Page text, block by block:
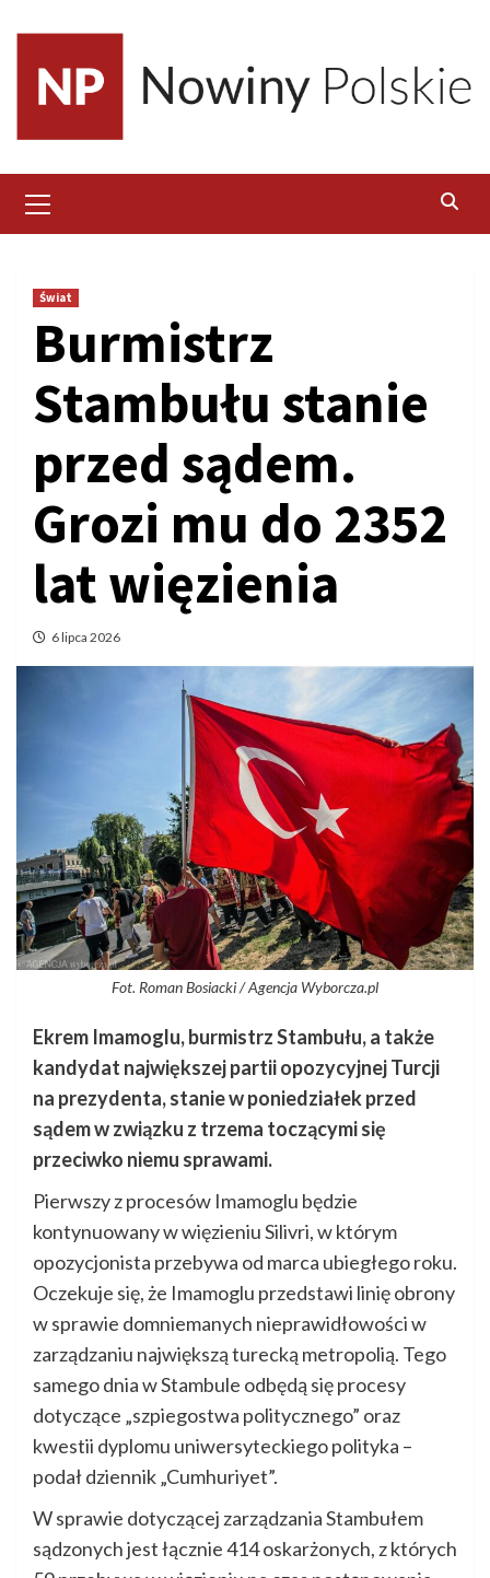
content
Menu
Świat
Burmistrz
Stambułu stanie
przed sądem.
Grozi mu do 2352
lat więzienia
6 lipca 2026
Fot. Roman Bosiacki / Agencja Wyborcza.pl
Ekrem Imamoglu, burmistrz Stambułu, a także
kandydat największej partii opozycyjnej Turcji
na prezydenta, stanie w poniedziałek przed
sądem w związku z trzema toczącymi się
przeciwko niemu sprawami.
Pierwszy z procesów Imamoglu będzie
kontynuowany w więzieniu Silivri, w którym
opozycjonista przebywa od marca ubiegłego roku.
Oczekuje się, że Imamoglu przedstawi linię obrony
w sprawie domniemanych nieprawidłowości w
zarządzaniu największą turecką metropolią. Tego
samego dnia w Stambule odbędą się procesy
dotyczące „szpiegostwa politycznego” oraz
kwestii dyplomu uniwersyteckiego polityka –
podał dziennik „Cumhuriyet”.
W sprawie dotyczącej zarządzania Stambułem
sądzonych jest łącznie 414 oskarżonych, z których